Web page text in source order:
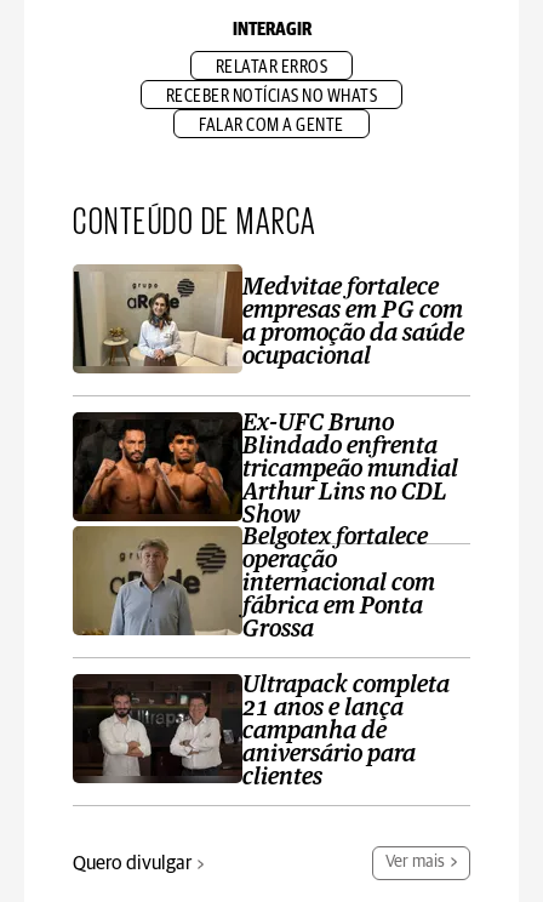
INTERAGIR
RELATAR ERROS
RECEBER NOTÍCIAS NO WHATS
FALAR COM A GENTE
CONTEÚDO DE MARCA
Medvitae fortalece
empresas em PG com
a promoção da saúde
ocupacional
Ex-UFC Bruno
Blindado enfrenta
tricampeão mundial
Arthur Lins no CDL
Show
Belgotex fortalece
operação
internacional com
fábrica em Ponta
Grossa
Ultrapack completa
21 anos e lança
campanha de
aniversário para
clientes
Quero divulgar Ver mais